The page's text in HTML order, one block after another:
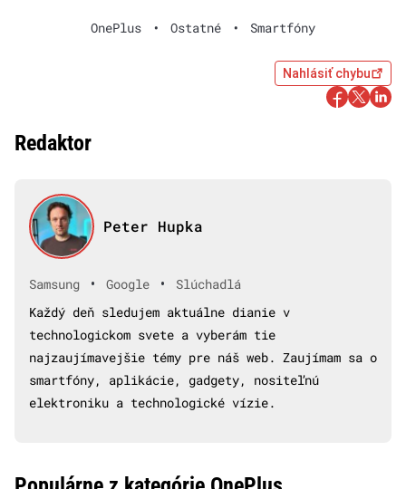
OnePlus • Ostatné • Smartfóny
Nahlásiť chybu
Redaktor
Peter Hupka
Samsung • Google •
Slúchadlá
Každý deň sledujem aktuálne dianie v
technologickom svete a vyberám tie
najzaujímavejšie témy pre náš web. Zaujímam sa o
smartfóny, aplikácie, gadgety, nositeľnú
elektroniku a technologické vízie.